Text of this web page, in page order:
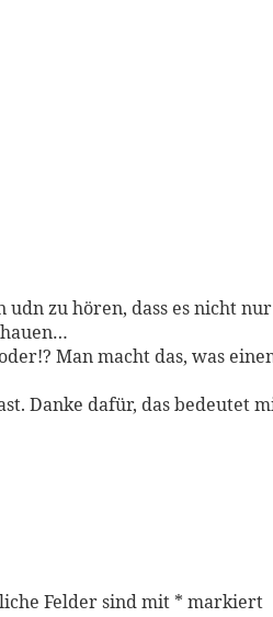
zu hören, dass es nicht
Man macht das, was
Danke dafür, das bedeutet
Felder sind mit * markiert